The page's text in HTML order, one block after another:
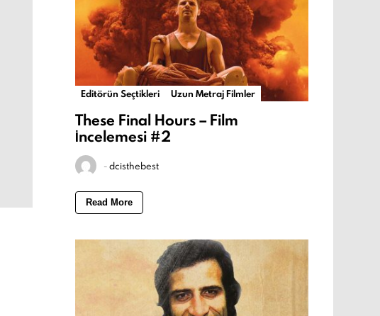
Editörün Seçtikleri Uzun Metraj Filmler
These Final Hours – Film
İncelemesi #2
-dcisthebest
Read More